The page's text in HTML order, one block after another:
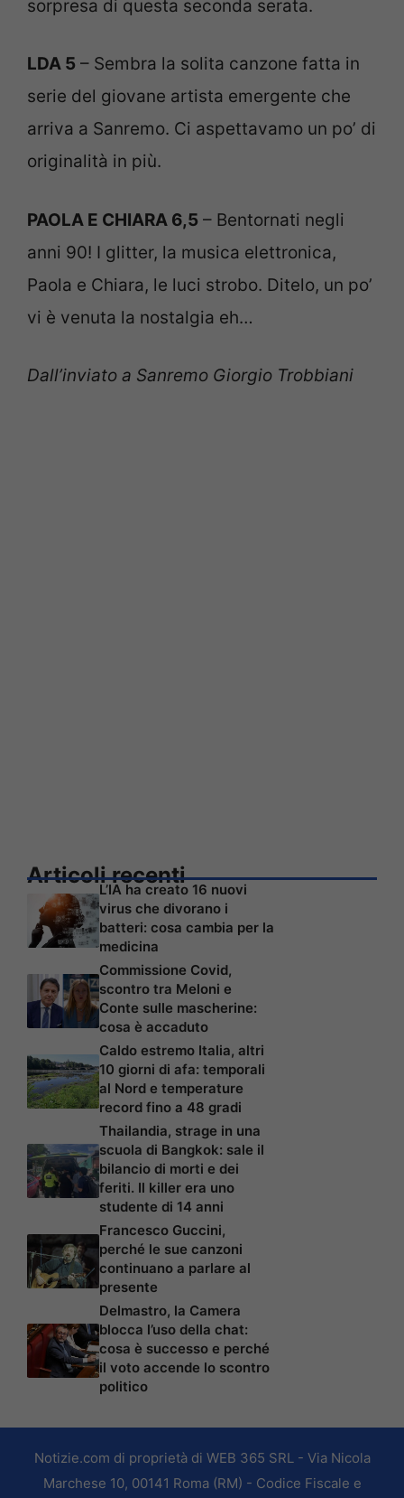
sorpresa di questa seconda serata.
LDA 5 – Sembra la solita canzone fatta in
serie del giovane artista emergente che
arriva a Sanremo. Ci aspettavamo un po’ di
originalità in più.
PAOLA E CHIARA 6,5 – Bentornati negli
anni 90! I glitter, la musica elettronica,
Paola e Chiara, le luci strobo. Ditelo, un po’
vi è venuta la nostalgia eh…
Dall’inviato a Sanremo Giorgio Trobbiani
Articoli recenti
L’IA ha creato 16 nuovi
virus che divorano i
batteri: cosa cambia per la
medicina
Commissione Covid,
scontro tra Meloni e
Conte sulle mascherine:
cosa è accaduto
Caldo estremo Italia, altri
10 giorni di afa: temporali
al Nord e temperature
record fino a 48 gradi
Thailandia, strage in una
scuola di Bangkok: sale il
bilancio di morti e dei
feriti. Il killer era uno
studente di 14 anni
Francesco Guccini,
perché le sue canzoni
continuano a parlare al
presente
Delmastro, la Camera
blocca l’uso della chat:
cosa è successo e perché
il voto accende lo scontro
politico
Notizie.com di proprietà di WEB 365 SRL - Via Nicola
Marchese 10, 00141 Roma (RM) - Codice Fiscale e